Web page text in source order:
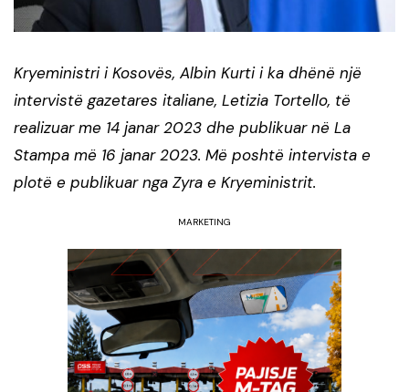
Kryeministri i Kosovës, Albin Kurti i ka dhënë një
intervistë gazetares italiane, Letizia Tortello, të
realizuar me 14 janar 2023 dhe publikuar në La
Stampa më 16 janar 2023. Më poshtë intervista e
plotë e publikuar nga Zyra e Kryeministrit.
MARKETING